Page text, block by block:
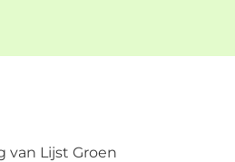
van Lijst Groen